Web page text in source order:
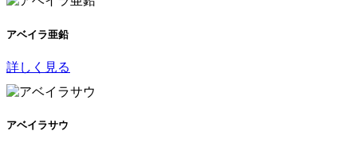
アベイラ亜鉛
詳しく見る
アベイラサウ